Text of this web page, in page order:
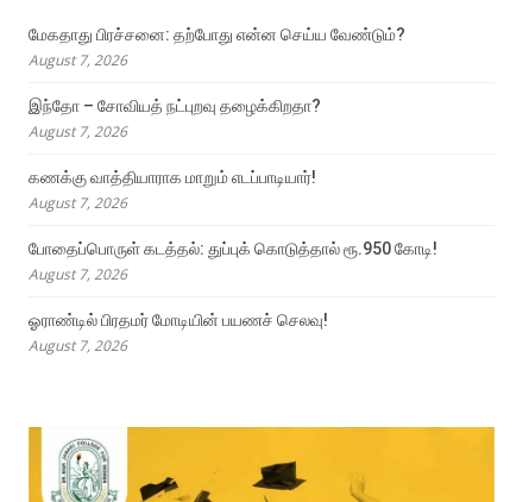
மேகதாது பிரச்சனை: தற்போது என்ன செய்ய வேண்டும்?
August 7, 2026
இந்தோ – சோவியத் நட்புறவு தழைக்கிறதா?
August 7, 2026
கணக்கு வாத்தியாராக மாறும் எடப்பாடியார்!
August 7, 2026
போதைப்பொருள் கடத்தல்: துப்புக் கொடுத்தால் ரூ.950 கோடி!
August 7, 2026
ஓராண்டில் பிரதமர் மோடியின் பயணச் செலவு!
August 7, 2026